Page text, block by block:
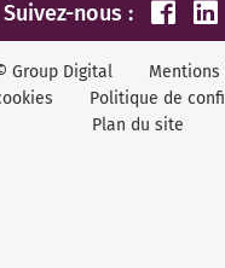
Suivez-nous :
Group Digital
Mentions
Politique de
Plan du site